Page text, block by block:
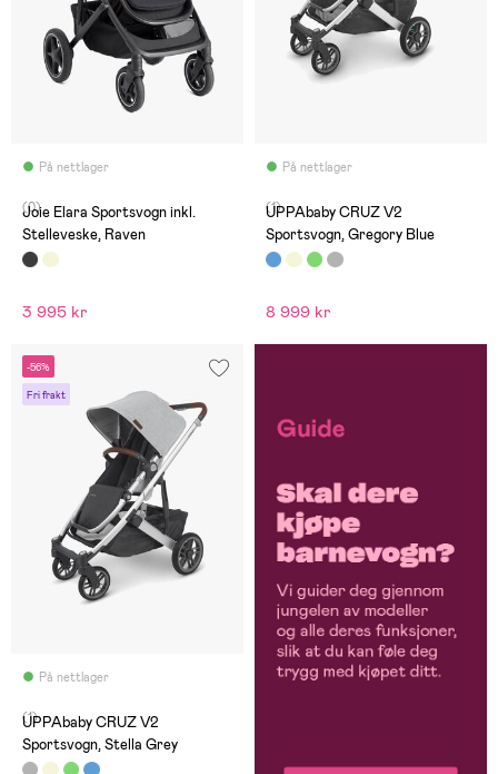
På nettlager
(0)
Joie Elara Sportsvogn inkl.
Stelleveske, Raven
3 995 kr
På nettlager
(1)
UPPAbaby CRUZ V2
Sportsvogn, Gregory Blue
8 999 kr
-56%
Fri frakt
På nettlager
(1)
UPPAbaby CRUZ V2
Sportsvogn, Stella Grey